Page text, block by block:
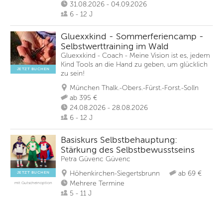
31.08.2026 - 04.09.2026
6 - 12 J
JETZT BUCHEN
Gluexxkind - Sommerferiencamp -
Selbstwerttraining im Wald
Gluexxkind - Coach - Meine Vision ist es, jedem
Kind Tools an die Hand zu geben, um glücklich
zu sein!
München Thalk.-Obers.-Fürst.-Forst.-Solln
ab 395 €
24.08.2026 - 28.08.2026
6 - 12 J
JETZT BUCHEN
mit Gutscheinoption
Basiskurs Selbstbehauptung:
Stärkung des Selbstbewusstseins
Petra Güvenc Güvenc
Höhenkirchen-Siegertsbrunn
ab 69 €
Mehrere Termine
5 - 11 J